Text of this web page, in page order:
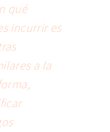
qué
incurrir es
a la